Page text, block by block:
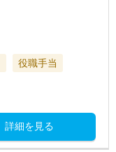
役職手当
詳細を見る